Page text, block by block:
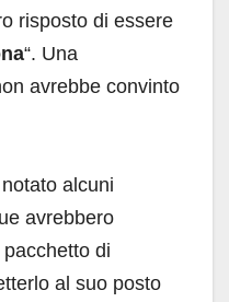
risposto di essere
“. Una
avrebbe convinto
alcuni
avrebbero
di
al suo posto